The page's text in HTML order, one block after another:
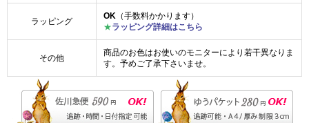
ラッピング
OK （手数料かかります）
★ラッピング詳細はこちら
その他
商品のお色はお使いのモニターにより若干異なりま
す。予めご了承下さいませ。